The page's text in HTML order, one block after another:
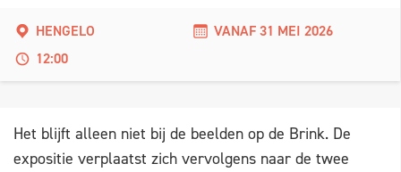
HENGELO
VANAF 31 MEI 2026
12:00
Het blijft alleen niet bij de beelden op de Brink. De
expositie verplaatst zich vervolgens naar de twee